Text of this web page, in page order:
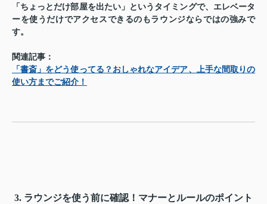
「ちょっとだけ部屋を出たい」というタイミングで、エレベータ
ーを使うだけでアクセスできるのもラウンジならではの強みで
す。
関連記事：
「書斎」をどう使ってる？おしゃれなアイデア、上手な間取りの
使い方までご紹介！
3. ラウンジを使う前に確認！マナーとルールのポイント